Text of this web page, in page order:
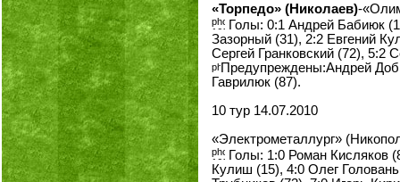
«Торпедо» (Николаев)-
Голы: 0:1 Андрей Бабиюк
Зазорный (31), 2:2 Евгений
Сергей Гранковский (72), 5:2
Предупреждены:Андрей
Гаврилюк (87).
10 тур 14.07.2010
«Электрометаллург»
Голы: 1:0 Роман Кисляков
Кулиш (15), 4:0 Олег